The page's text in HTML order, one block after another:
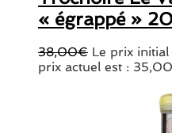
« égrappé »
38,00€ Le prix
prix actuel est :